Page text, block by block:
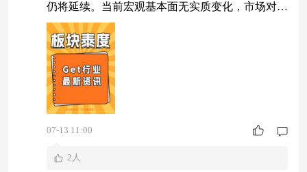
仍将延续。当前宏观基本面无实质变化，市场对科
技主线预期分化，叠加短线资金博弈，震荡态势难
改；前期冷门赛道经深度调整后估值回落至低位，
安全边际提升，高低切换风格仍有演绎空间。但中
长期科技行情或许并未终结，预计仍是下半年市场
核心主线。本轮行情由AI迭代、算力升级、国产
替代等产业变革驱动，属于长周期技术革命行情
07-13 11:00
2人